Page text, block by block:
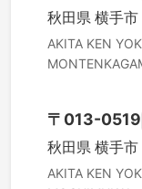
秋田県 横手市
AKITA KEN
〒 013-0519
秋田県 横手市
AKITA KEN